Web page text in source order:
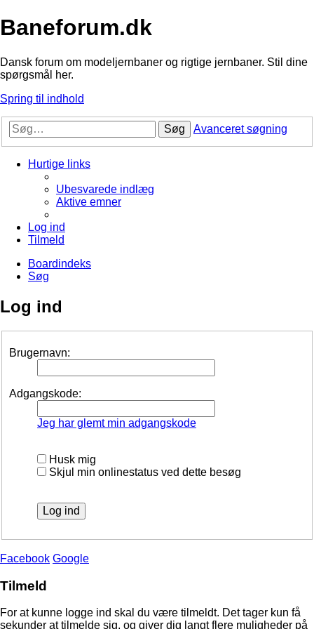
Baneforum.dk
Dansk forum om modeljernbaner og rigtige jernbaner. Stil dine
spørgsmål her.
Spring til indhold
Søg Avanceret søgning
Hurtige links
Ubesvarede indlæg
Aktive emner
Log ind
Tilmeld
Boardindeks
Søg
Log ind
Brugernavn:
Adgangskode:
Jeg har glemt min adgangskode
Husk mig
Skjul min onlinestatus ved dette besøg
Facebook Google
Tilmeld
For at kunne logge ind skal du være tilmeldt. Det tager kun få
sekunder at tilmelde sig, og giver dig langt flere muligheder på